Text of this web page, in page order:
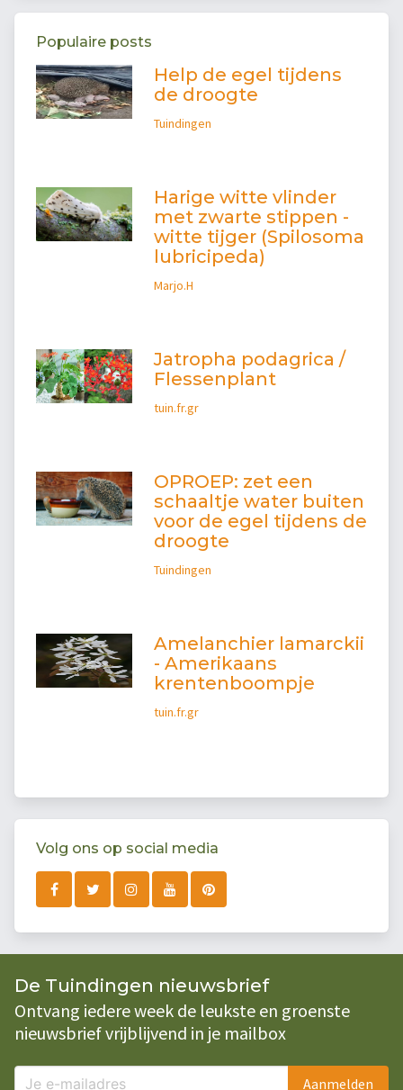
Populaire posts
Help de egel tijdens
de droogte
Tuindingen
Harige witte vlinder
met zwarte stippen -
witte tijger (Spilosoma
lubricipeda)
Marjo.H
Jatropha podagrica /
Flessenplant
tuin.fr.gr
OPROEP: zet een
schaaltje water buiten
voor de egel tijdens de
droogte
Tuindingen
Amelanchier lamarckii
- Amerikaans
krentenboompje
tuin.fr.gr
Volg ons op social media
De Tuindingen nieuwsbrief
Ontvang iedere week de leukste en groenste
nieuwsbrief vrijblijvend in je mailbox
Aanmelden